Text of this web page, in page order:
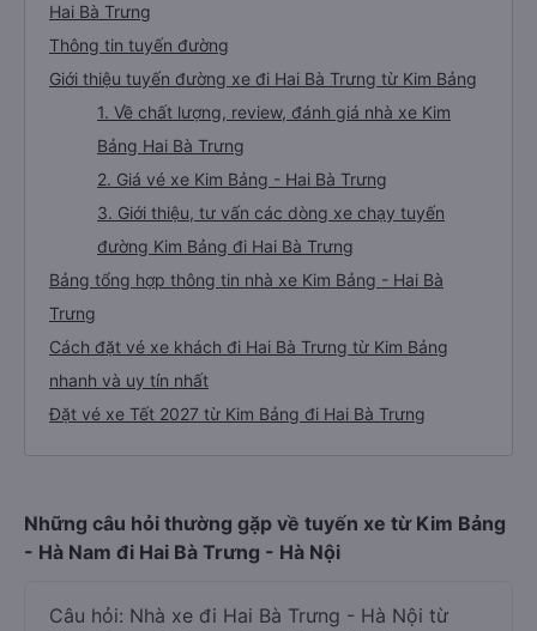
Hai Bà Trưng
Thông tin tuyến đường
Giới thiệu tuyến đường xe đi Hai Bà Trưng từ Kim Bảng
1. Về chất lượng, review, đánh giá nhà xe Kim
Bảng Hai Bà Trưng
2. Giá vé xe Kim Bảng - Hai Bà Trưng
3. Giới thiệu, tư vấn các dòng xe chạy tuyến
đường Kim Bảng đi Hai Bà Trưng
Bảng tổng hợp thông tin nhà xe Kim Bảng - Hai Bà
Trưng
Cách đặt vé xe khách đi Hai Bà Trưng từ Kim Bảng
nhanh và uy tín nhất
Đặt vé xe Tết 2027 từ Kim Bảng đi Hai Bà Trưng
Những câu hỏi thường gặp về tuyến xe từ Kim Bảng
- Hà Nam đi Hai Bà Trưng - Hà Nội
Câu hỏi: Nhà xe đi Hai Bà Trưng - Hà Nội từ